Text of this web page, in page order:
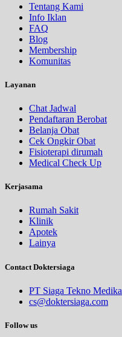
Tentang Kami
Info Iklan
FAQ
Blog
Membership
Komunitas
Layanan
Chat Jadwal
Pendaftaran Berobat
Belanja Obat
Cek Ongkir Obat
Fisioterapi dirumah
Medical Check Up
Kerjasama
Rumah Sakit
Klinik
Apotek
Lainya
Contact Doktersiaga
PT Siaga Tekno Medika
cs@doktersiaga.com
Follow us